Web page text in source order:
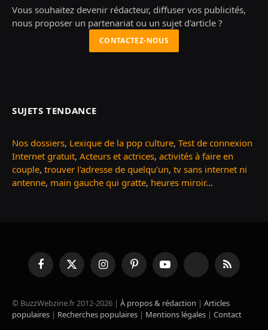
Vous souhaitez devenir rédacteur, diffuser vos publicités,
nous proposer un partenariat ou un sujet d'article ?
CONTACTEZ-NOUS
SUJETS TENDANCE
Nos dossiers, Lexique de la pop culture, Test de connexion
Internet gratuit, Acteurs et actrices, activités à faire en
couple, trouver l'adresse de quelqu'un, tv sans internet ni
antenne, main gauche qui gratte, heures miroir...
FacebookX
(Twitter)
InstagramPinterestYouTube TikTok RSS
© BuzzWebzine.fr 2012-2026 | À propos & rédaction | Articles
populaires | Recherches populaires | Mentions légales | Contact